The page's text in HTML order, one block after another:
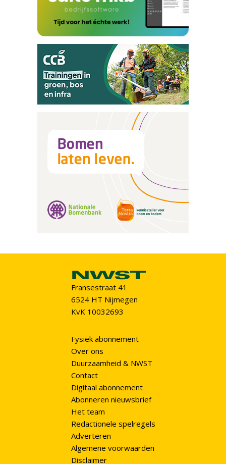
Fransestraat 41
6524 HT Nijmegen
KvK 10032693
Fysiek abonnement
Over ons
Duurzaamheid & NWST
Contact
Digitaal abonnement
Abonneren nieuwsbrief
Het team
Redactionele spelregels
Adverteren
Algemene voorwaarden
Disclaimer